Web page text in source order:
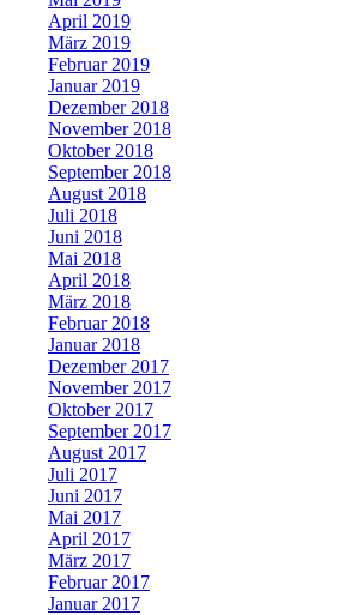
April 2019
März 2019
Februar 2019
Januar 2019
Dezember 2018
November 2018
Oktober 2018
September 2018
August 2018
Juli 2018
Juni 2018
Mai 2018
April 2018
März 2018
Februar 2018
Januar 2018
Dezember 2017
November 2017
Oktober 2017
September 2017
August 2017
Juli 2017
Juni 2017
Mai 2017
April 2017
März 2017
Februar 2017
Januar 2017